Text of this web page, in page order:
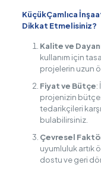
KüçükÇamlıca
Dikkat Etmelisiniz?
Kalite ve
kullanım için
projelerin uzun
Fiyat ve Bütçe:
projenizin
tedarikçileri
bulabilirsiniz.
Çevresel
uyumluluk artık
dostu ve geri